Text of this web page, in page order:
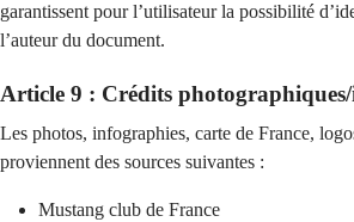
garantissent pour l’utilisateur la possibilité
l’auteur du document.
Article 9 : Crédits
Les photos, infographies, carte de France,
proviennent des sources suivantes :
Mustang club de France